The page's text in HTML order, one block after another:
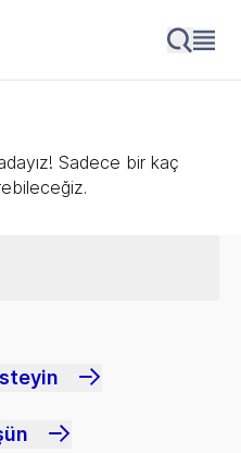
Sadece bir kaç